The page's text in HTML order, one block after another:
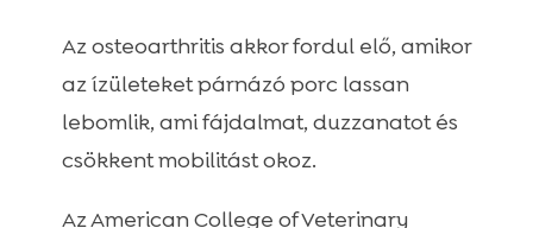
Az osteoarthritis akkor fordul elő, amikor
az ízületeket párnázó porc lassan
lebomlik, ami fájdalmat, duzzanatot és
csökkent mobilitást okoz.
Az American College of Veterinary